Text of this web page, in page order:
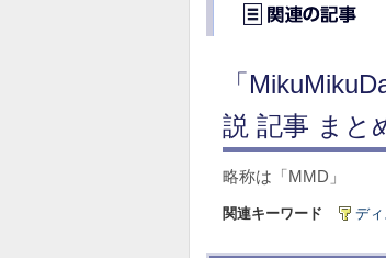
「
説 記事 まと
略称は「MMD」
関連キーワード ディ